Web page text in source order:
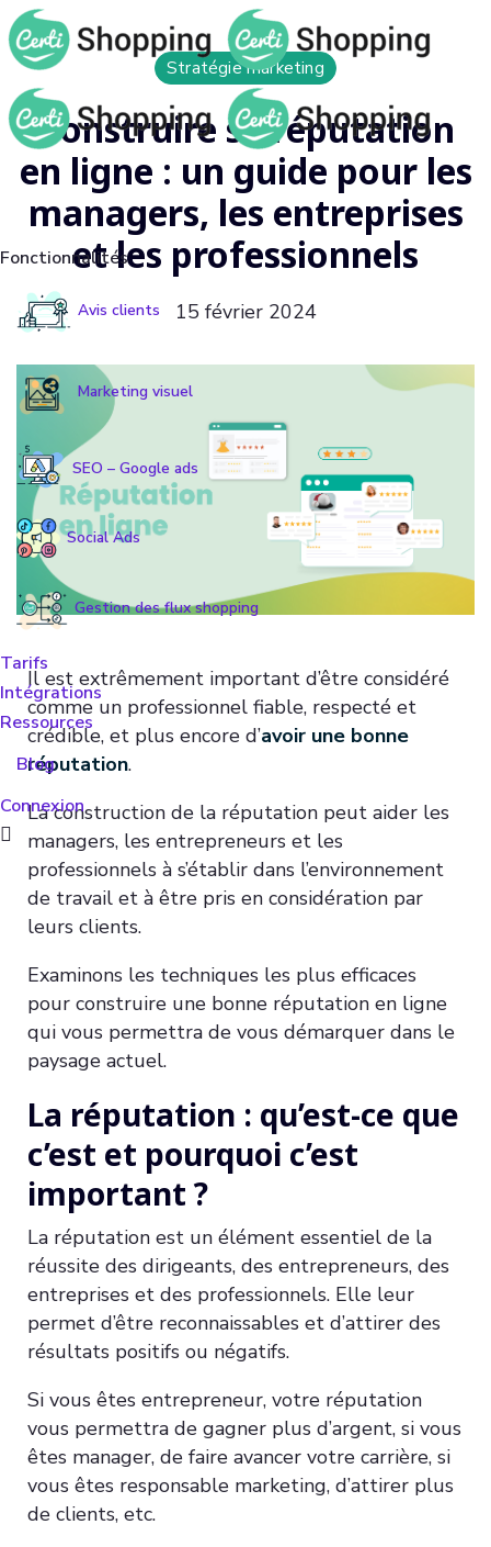
Fonctionnalités
Avis clients
Marketing visuel
SEO – Google ads
Social Ads
Gestion des flux shopping
Tarifs
Intégrations
Ressources
Blog
Connexion
Stratégie marketing
Construire sa réputation
en ligne : un guide pour les
managers, les entreprises
et les professionnels
15 février 2024
Il est extrêmement important d’être considéré
comme un professionnel fiable, respecté et
crédible, et plus encore d’avoir une bonne
réputation.
La construction de la réputation peut aider les
managers, les entrepreneurs et les
professionnels à s’établir dans l’environnement
de travail et à être pris en considération par
leurs clients.
Examinons les techniques les plus efficaces
pour construire une bonne réputation en ligne
qui vous permettra de vous démarquer dans le
paysage actuel.
La réputation : qu’est-ce que
c’est et pourquoi c’est
important ?
La réputation est un élément essentiel de la
réussite des dirigeants, des entrepreneurs, des
entreprises et des professionnels. Elle leur
permet d’être reconnaissables et d’attirer des
résultats positifs ou négatifs.
Si vous êtes entrepreneur, votre réputation
vous permettra de gagner plus d’argent, si vous
êtes manager, de faire avancer votre carrière, si
vous êtes responsable marketing, d’attirer plus
de clients, etc.